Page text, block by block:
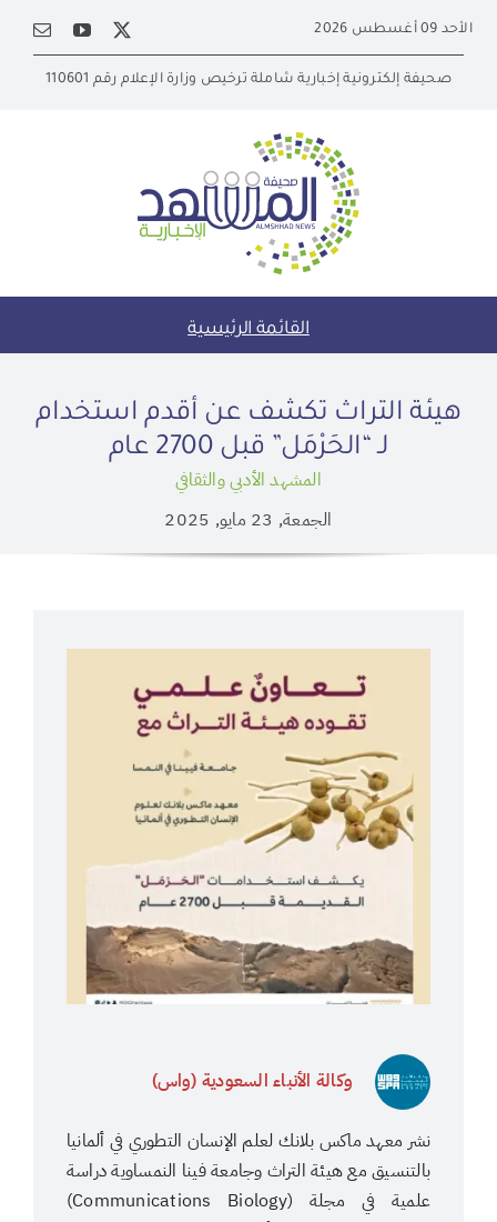
content
الأحد 09 أغسطس 2026
صحيفة إلكترونية إخبارية شاملة ترخيص وزارة الإعلام رقم 110601
القائمة الرئيسية
هيئة التراث تكشف عن أقدم استخدام
لـ “الحَرْمَل” قبل 2700 عام
المشهد الأدبي والثقافي
الجمعة, 23 مايو, 2025
وكالة الأنباء السعودية (واس)
نشر معهد ماكس بلانك لعلم الإنسان التطوري في ألمانيا
بالتنسيق مع هيئة التراث وجامعة فينا النمساوية دراسة
علمية في مجلة (Communications Biology)